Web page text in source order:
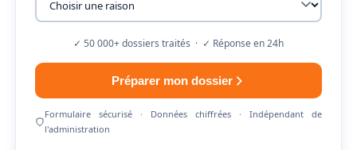
✓ 50 000+ dossiers traités · ✓ Réponse en 24h
Préparer mon dossier
Formulaire sécurisé · Données chiffrées · Indépendant de
l'administration